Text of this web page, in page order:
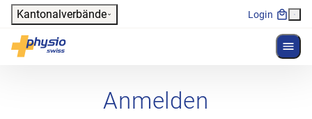
Header
Kantonalverbände Login
Physioswiss
Hauptnavigation
Anmelden